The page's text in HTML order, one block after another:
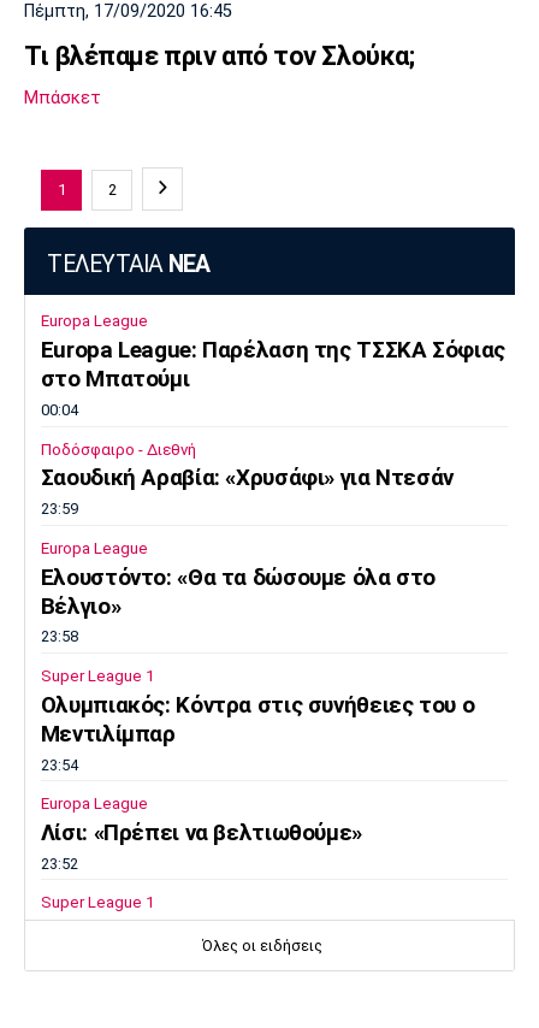
Πέμπτη, 17/09/2020 16:45
Τι βλέπαμε πριν από τον Σλούκα;
Μπάσκετ
1 2
ΤΕΛΕΥΤΑΙΑ ΝΕΑ
Europa League
Europa League: Παρέλαση της ΤΣΣΚΑ Σόφιας
στο Μπατούμι
00:04
Ποδόσφαιρο - Διεθνή
Σαουδική Αραβία: «Χρυσάφι» για Ντεσάν
23:59
Europa League
Ελουστόντο: «Θα τα δώσουμε όλα στο
Βέλγιο»
23:58
Super League 1
Ολυμπιακός: Κόντρα στις συνήθειες του ο
Μεντιλίμπαρ
23:54
Europa League
Λίσι: «Πρέπει να βελτιωθούμε»
23:52
Super League 1
Επιστρέφει αύριο στη Θεσσαλονίκη ο
Όλες οι ειδήσεις